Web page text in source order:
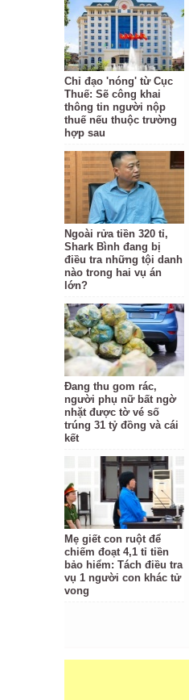
Chỉ đạo 'nóng' từ Cục
Thuế: Sẽ công khai
thông tin người nộp
thuế nếu thuộc trường
hợp sau
Ngoài rửa tiền 320 tỉ,
Shark Bình đang bị
điều tra những tội danh
nào trong hai vụ án
lớn?
Đang thu gom rác,
người phụ nữ bất ngờ
nhặt được tờ vé số
trúng 31 tỷ đồng và cái
kết
Mẹ giết con ruột để
chiếm đoạt 4,1 tỉ tiền
bảo hiểm: Tách điều tra
vụ 1 người con khác tử
vong